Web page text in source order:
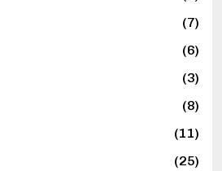
(7)
(6)
(3)
(8)
(11)
(25)